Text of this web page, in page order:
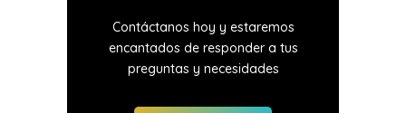
Contáctanos hoy y estaremos
encantados de responder a tus
preguntas y necesidades